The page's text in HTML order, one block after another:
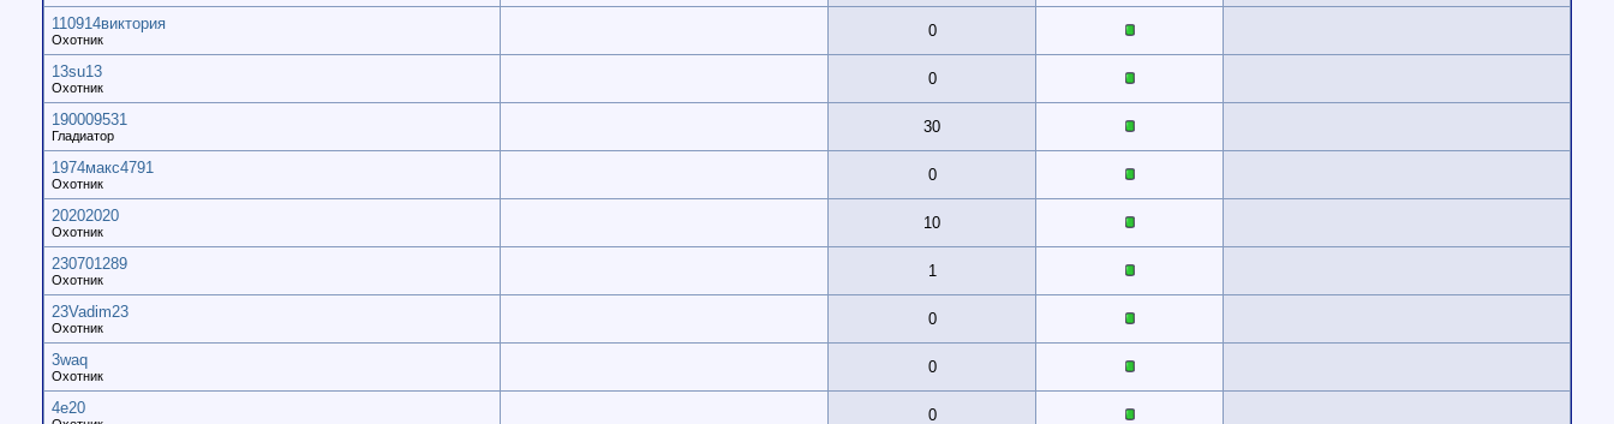
110914виктория
Охотник 0
13su13
Охотник 0
190009531
Гладиатор 30
1974макс4791
Охотник 0
20202020
Охотник 10
230701289
Охотник 1
23Vadim23
Охотник 0
3waq
Охотник 0
4e20 0